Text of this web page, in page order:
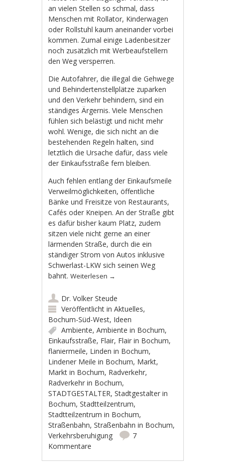
an vielen Stellen so schmal, dass
Menschen mit Rollator, Kinderwagen
oder Rollstuhl kaum aneinander vorbei
kommen. Zumal einige Ladenbesitzer
noch zusätzlich mit Werbeaufstellern
den Weg versperren.
Die Autofahrer, die illegal die Gehwege
und Behindertenstellplätze zuparken
und den Verkehr behindern, sind ein
ständiges Ärgernis. Viele Menschen
fühlen sich belästigt und nicht mehr
wohl. Wenige, die sich nicht an die
bestehenden Regeln halten, sind
letztlich die Ursache dafür, dass viele
der Einkaufsstraße fern bleiben.
Auch fehlen entlang der Einkaufsmeile
Verweilmöglichkeiten, öffentliche
Bänke und Freisitze von Restaurants,
Cafés oder Kneipen. An der Straße gibt
es dafür bisher kaum Platz, zudem
sitzen viele nicht gerne an einer
lärmenden Straße, durch die ein
ständiger Strom von Autos inklusive
Schwerlast-LKW sich seinen Weg
bahnt.Weiterlesen →
Dr. Volker Steude
Veröffentlicht inAktuelles,
Bochum-Süd-West, Ideen
Ambiente,Ambiente in Bochum,
Einkaufsstraße, Flair, Flair in Bochum,
flaniermeile, Linden in Bochum,
Lindener Meile in Bochum, Markt,
Markt in Bochum, Radverkehr,
Radverkehr in Bochum,
STADTGESTALTER,Stadtgestalter in
Bochum,Stadtteilzentrum,
Stadtteilzentrum in Bochum,
Straßenbahn,Straßenbahn in Bochum,
Verkehrsberuhigung
7
Kommentare